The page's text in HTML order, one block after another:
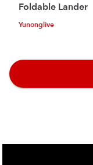
Foldable Lander
Yunonglive